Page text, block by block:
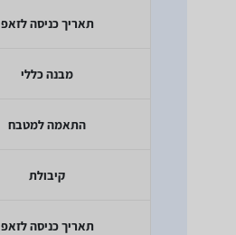
תאריך כניסה לזאפ
מבנה כללי
התאמה למטבח
קיבולת
תאריך כניסה לזאפ